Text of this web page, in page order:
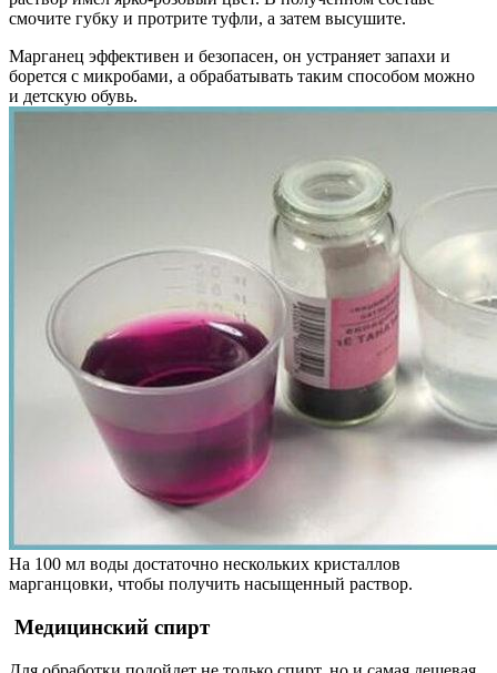
смочите губку и протрите туфли, а затем высушите.
Марганец эффективен и безопасен, он устраняет запахи и
борется с микробами, а обрабатывать таким способом можно
и детскую обувь.
На 100 мл воды достаточно нескольких кристаллов
марганцовки, чтобы получить насыщенный раствор.
Медицинский спирт